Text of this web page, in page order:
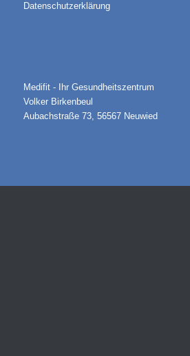
Datenschutzerklärung
Medifit - Ihr Gesundheitszentrum
Volker Birkenbeul
Aubachstraße 73, 56567 Neuwied